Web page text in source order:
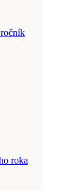
roka